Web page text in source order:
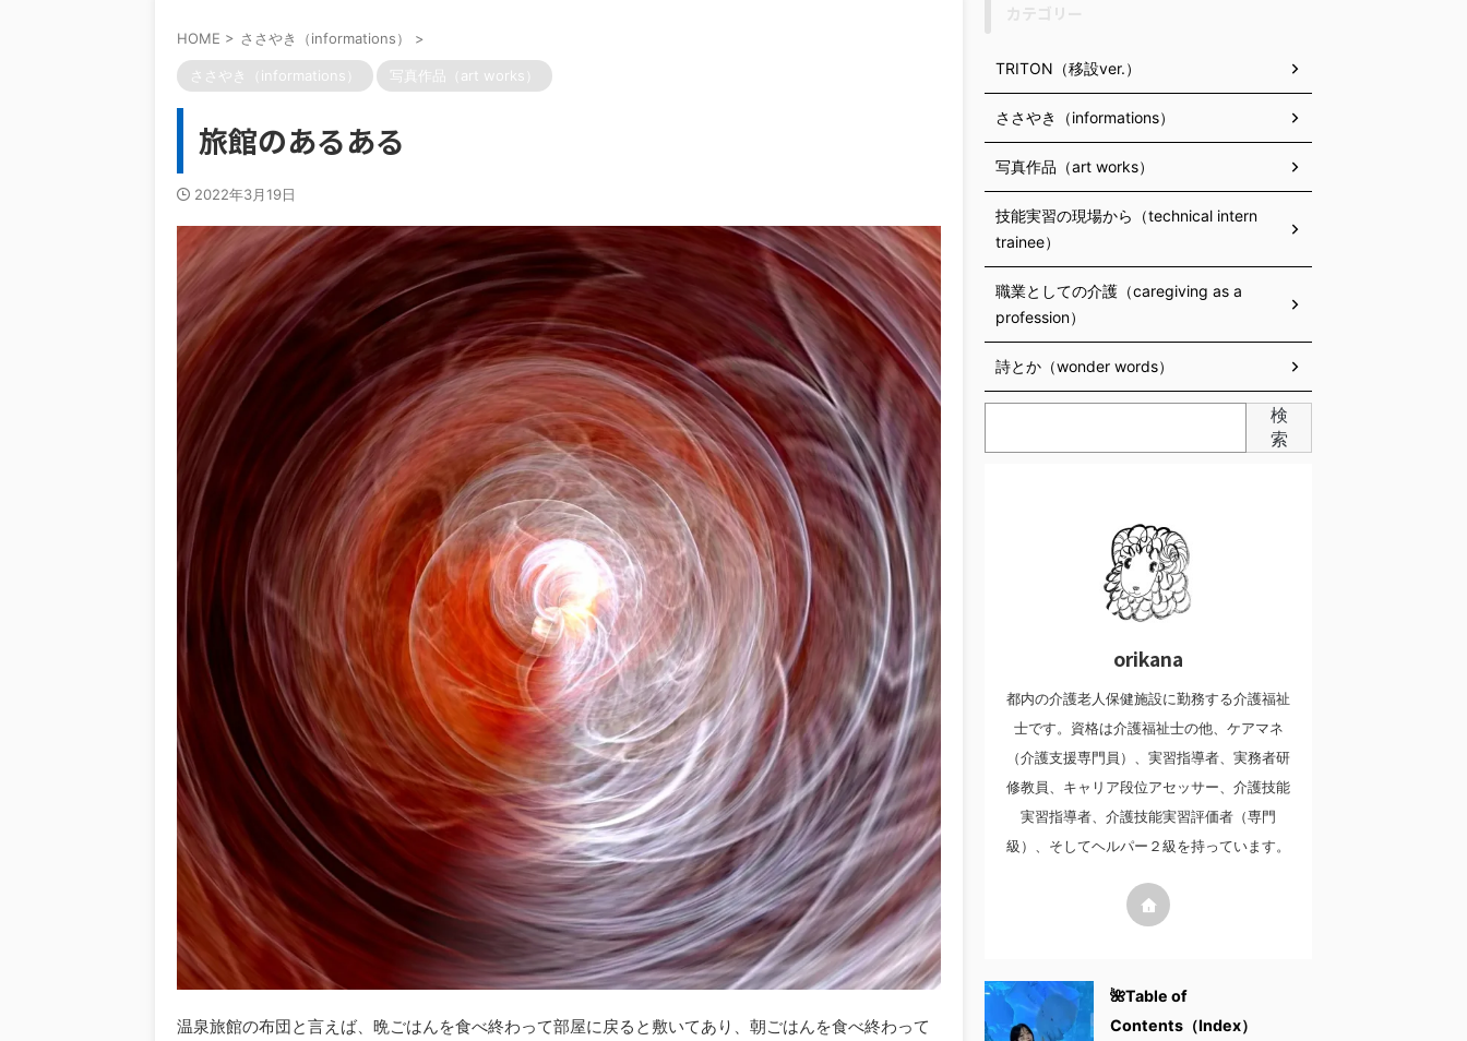
HOME > ささやき（informations） >
ささやき（informations） 写真作品（art works）
旅館のあるある
2022年3月19日
温泉旅館の布団と言えば、晩ごはんを食べ終わって部屋に戻ると敷いてあり、朝ごはんを食べ終わって
TRITON（移設ver.）
ささやき（informations）
写真作品（art works）
技能実習の現場から（technical intern
trainee）
職業としての介護（caregiving as a
profession）
詩とか（wonder words）
検
索
orikana
都内の介護老人保健施設に勤務する介護福祉
士です。資格は介護福祉士の他、ケアマネ
（介護支援専門員）、実習指導者、実務者研
修教員、キャリア段位アセッサー、介護技能
実習指導者、介護技能実習評価者（専門
級）、そしてヘルパー２級を持っています。
🌺Table of
Contents（Index）